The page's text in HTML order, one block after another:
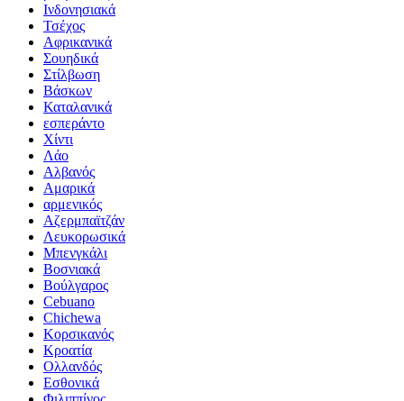
Ινδονησιακά
Τσέχος
Αφρικανικά
Σουηδικά
Στίλβωση
Βάσκων
Καταλανικά
εσπεράντο
Χίντι
Λάο
Αλβανός
Αμαρικά
αρμενικός
Αζερμπαϊτζάν
Λευκορωσικά
Μπενγκάλι
Βοσνιακά
Βούλγαρος
Cebuano
Chichewa
Κορσικανός
Κροατία
Ολλανδός
Εσθονικά